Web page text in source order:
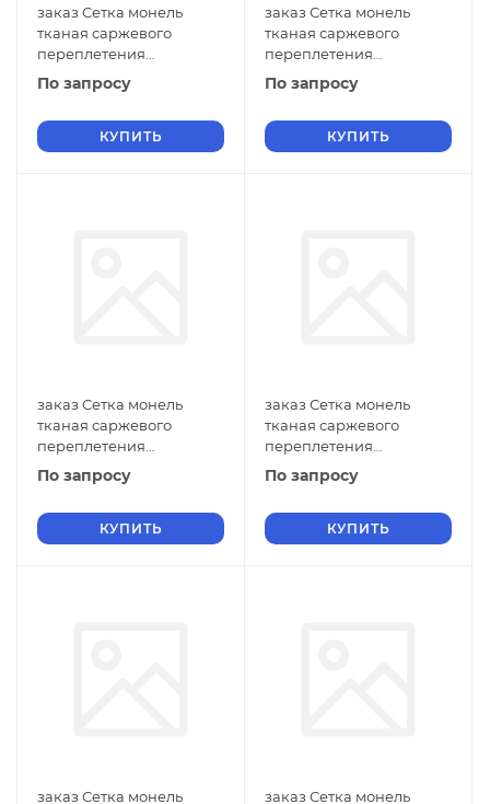
заказ Сетка монель
тканая саржевого
переплетения
двусторонняя
фильтровая 0,9х0,3 мм
ячейки
По запросу
КУПИТЬ
заказ Сетка монель
тканая саржевого
переплетения
двусторонняя
фильтровая 0,9х0,2 мм
ячейки
По запросу
КУПИТЬ
заказ Сетка монель
тканая саржевого
переплетения
двусторонняя
фильтровая 0,9х0,18 мм
ячейки
По запросу
КУПИТЬ
заказ Сетка монель
тканая саржевого
переплетения
двусторонняя
фильтровая 0,9х0,16 мм
ячейки
По запросу
КУПИТЬ
заказ Сетка монель
заказ Сетка монель